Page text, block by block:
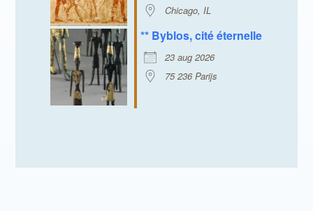
Chicago, IL
** Byblos, cité éternelle
23 aug 2026
75 236 Parijs